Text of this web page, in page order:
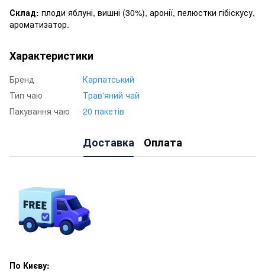
Склад: плоди яблуні, вишні (30%), аронії, пелюстки гібіскусу,
ароматизатор.
Характеристики
Бренд
Карпатський
Тип чаю
Трав'яний чай
Пакування чаю
20 пакетів
Доставка Оплата
По Києву: